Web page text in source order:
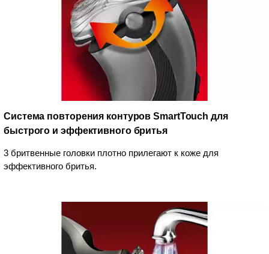
Система повторения контуров SmartTouch для
быстрого и эффективного бритья
3 бритвенные головки плотно прилегают к коже для
эффективного бритья.